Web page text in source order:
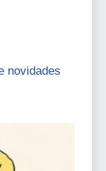
novidades